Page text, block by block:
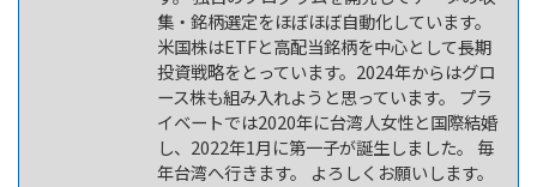
集・銘柄選定をほぼほぼ自動化しています。
米国株はETFと高配当銘柄を中心として長期
投資戦略をとっています。2024年からはグロ
ース株も組み入れようと思っています。 プラ
イベートでは2020年に台湾人女性と国際結婚
し、2022年1月に第一子が誕生しました。 毎
年台湾へ行きます。 よろしくお願いします。